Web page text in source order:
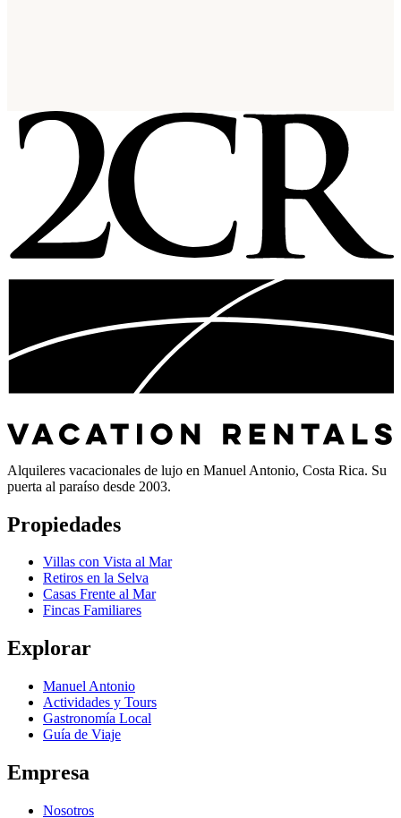
Alquileres vacacionales de lujo en Manuel Antonio, Costa Rica. Su
puerta al paraíso desde 2003.
Propiedades
Villas con Vista al Mar
Retiros en la Selva
Casas Frente al Mar
Fincas Familiares
Explorar
Manuel Antonio
Actividades y Tours
Gastronomía Local
Guía de Viaje
Empresa
Nosotros